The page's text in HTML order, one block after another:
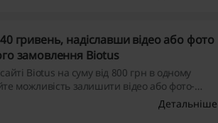
гривень, надіславши відео або фото
замовлення Biotus
Biotus на суму від 800 грн в одному
можливість залишити відео або фото-
на сайті та напишіть свій враження,
– це не тільки дасть вам змогу
Детальніше